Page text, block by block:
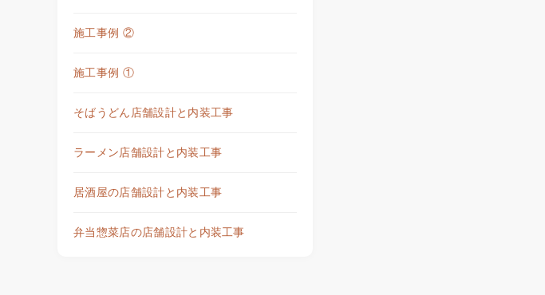
施工事例 ②
施工事例 ①
そばうどん店舗設計と内装工事
ラーメン店舗設計と内装工事
居酒屋の店舗設計と内装工事
弁当惣菜店の店舗設計と内装工事